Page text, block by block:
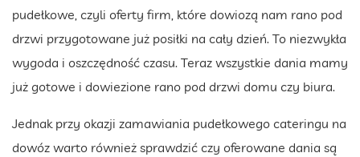
pudełkowe, czyli oferty firm, które dowiozą nam rano pod
drzwi przygotowane już posiłki na cały dzień. To niezwykła
wygoda i oszczędność czasu. Teraz wszystkie dania mamy
już gotowe i dowiezione rano pod drzwi domu czy biura.
Jednak przy okazji zamawiania pudełkowego cateringu na
dowóz warto również sprawdzić czy oferowane dania są